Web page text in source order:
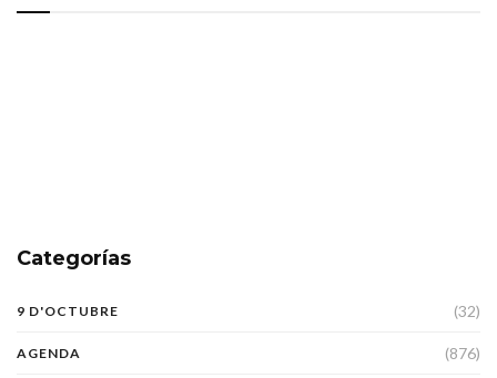
Categorías
9 D'OCTUBRE (32)
AGENDA (876)